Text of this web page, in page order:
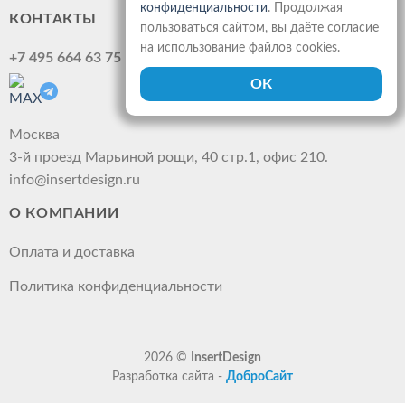
КОНТАКТЫ
+7 495 664 63 75
Москва
3-й проезд Марьиной рощи, 40 стр.1, офис 210.
info@insertdesign.ru
О КОМПАНИИ
Оплата и доставка
Политика конфиденциальности
2026 ©
InsertDesign
Разработка сайта - ДоброСайт
конфиденциальности. Продолжая
пользоваться сайтом, вы даёте согласие
на использование файлов cookies.